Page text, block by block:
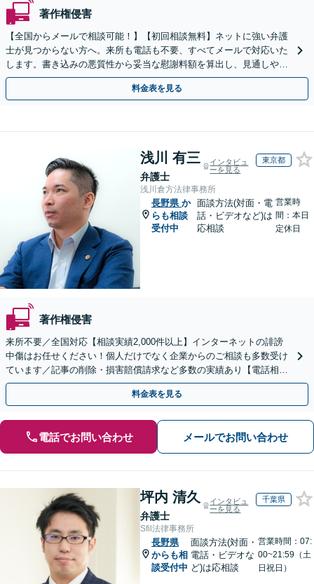
著作権侵害
【全国からメールで相談可能！】【初回相談無料】ネットに強い弁護
士が見つからない方へ。来所も電話も不要、すべてメールで対応いた
します。書き込みの悪質性から妥当な慰謝料額を算出し、見通しや費
用面のリスクも包み隠さずお伝えしサポートします。
料金表を見る
浅川 有三
弁護士
インタビュ
ーを見る
東京都
浅川倉方法律事務所
長野県 か
らも相談
受付中
面談方法(対面・電
話・ビデオなど)は
応相談
営業時
間：本日
定休日
著作権侵害
来所不要／全国対応【相談実績2,000件以上】インターネットの誹謗
中傷はお任せください！個人だけでなく企業からのご相談も多数受け
ています／記事の削除・損害賠償請求など多数の実績あり【電話相談
可】【初回相談無料】【夜間休日面談可】
料金表を見る
電話でお問い合わせ メールでお問い合わせ
坪内 清久
弁護士
インタビュ
ーを見る
千葉県
Sfil法律事務所
長野県
からも相
談受付中
面談方法(対面・
電話・ビデオな
ど)は応相談
営業時間：07:
00~21:59（土
日祝日）